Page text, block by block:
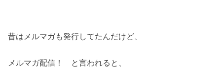
昔はメルマガも発行してたんだけど、
メルマガ配信！ と言われると、